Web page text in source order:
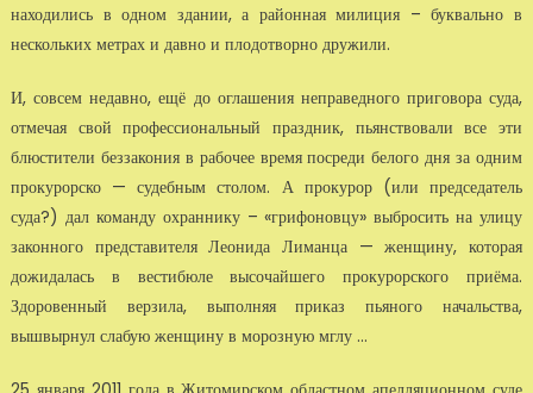
находились в одном здании, а районная милиция – буквально в
нескольких метрах и давно и плодотворно дружили.
И, совсем недавно, ещё до оглашения неправедного приговора суда,
отмечая свой профессиональный праздник, пьянствовали все эти
блюстители беззакония в рабочее время посреди белого дня за одним
прокурорско — судебным столом. А прокурор (или председатель
суда?) дал команду охраннику – «грифоновцу» выбросить на улицу
законного представителя Леонида Лиманца — женщину, которая
дожидалась в вестибюле высочайшего прокурорского приёма.
Здоровенный верзила, выполняя приказ пьяного начальства,
вышвырнул слабую женщину в морозную мглу …